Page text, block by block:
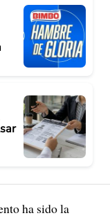
ha sido la